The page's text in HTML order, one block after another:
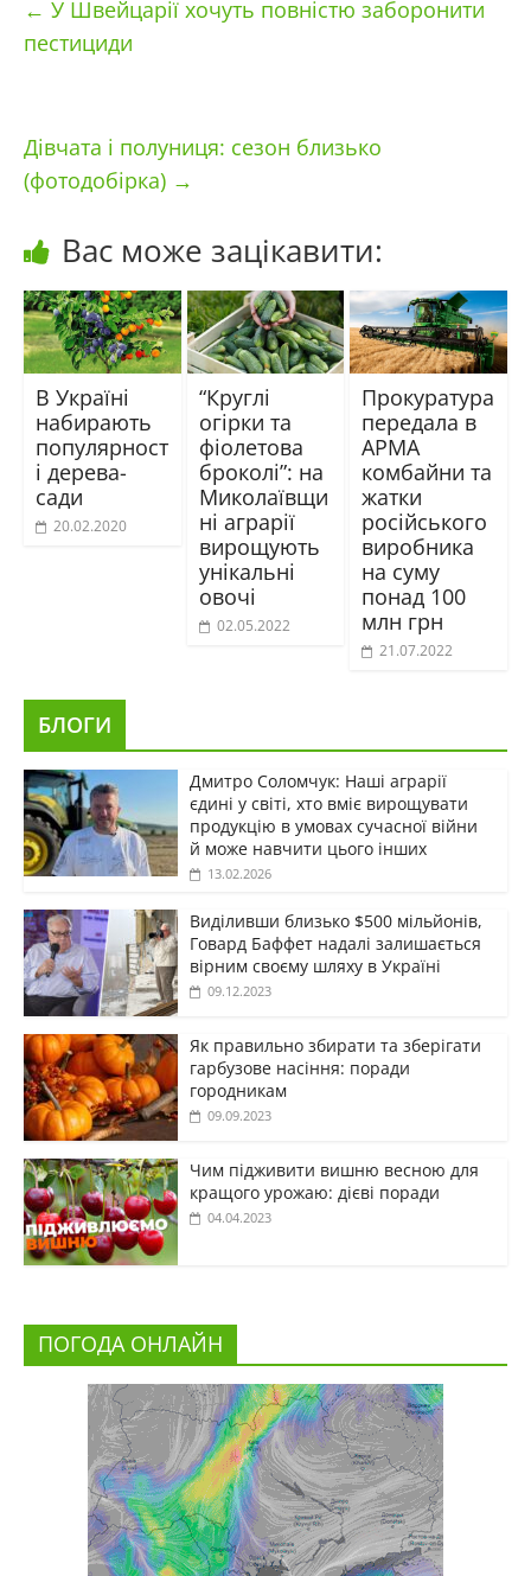
← У Швейцарії хочуть повністю заборонити
пестициди
Дівчата і полуниця: сезон близько
(фотодобірка) →
Вас може зацікавити:
В Україні
набирають
популярност
і дерева-
сади
20.02.2020
“Круглі
огірки та
фіолетова
броколі”: на
Миколаївщи
ні аграрії
вирощують
унікальні
овочі
02.05.2022
Прокуратура
передала в
АРМА
комбайни та
жатки
російського
виробника
на суму
понад 100
млн грн
21.07.2022
БЛОГИ
Дмитро Соломчук: Наші аграрії
єдині у світі, хто вміє вирощувати
продукцію в умовах сучасної війни
й може навчити цього інших
13.02.2026
Виділивши близько $500 мільйонів,
Говард Баффет надалі залишається
вірним своєму шляху в Україні
09.12.2023
Як правильно збирати та зберігати
гарбузове насіння: поради
городникам
09.09.2023
Чим підживити вишню весною для
кращого урожаю: дієві поради
04.04.2023
ПОГОДА ОНЛАЙН